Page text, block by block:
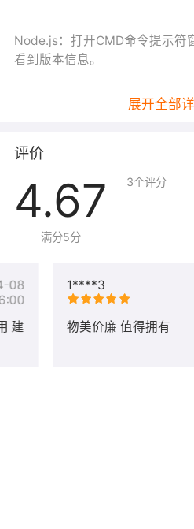
Node.js：打开CMD命令提示符
看到版本信息。
即可。
到python
Redis ：双击桌面 redis 即可进行
111 再输入： get aa
镜像视频教程请参考链接:
展开全部
评价
4.67
满分5分
3个评分
1****3
物美价廉 值得拥有
08